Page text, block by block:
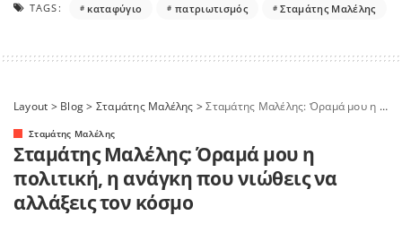
TAGS: καταφύγιο πατριωτισμός Σταμάτης Μαλέλης
Layout > Blog> Σταμάτης Μαλέλης >Σταμάτης Μαλέλης: Όραμά μου η πολιτική, η ανάγκη που νιώθεις να αλλάξεις τον κόσμο
Σταμάτης Μαλέλης
Σταμάτης Μαλέλης: Όραμά μου η
πολιτική, η ανάγκη που νιώθεις να
αλλάξεις τον κόσμο